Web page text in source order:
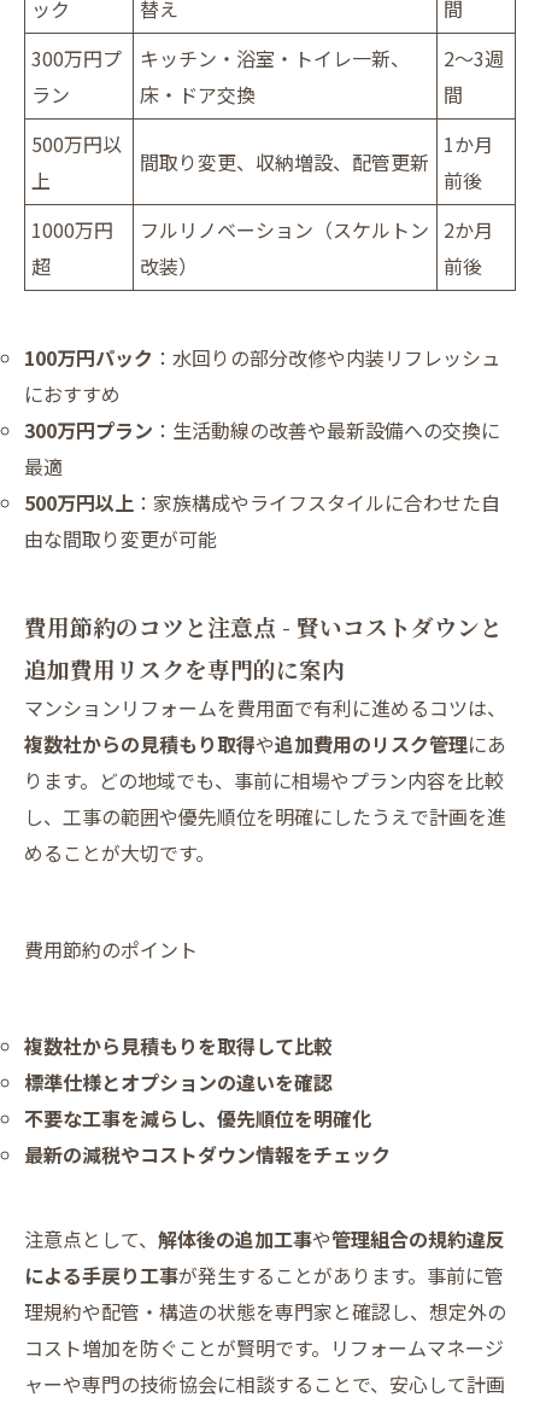
ック 替え
間
300万円プ
ラン
キッチン・浴室・トイレ一新、
床・ドア交換
2～3週
間
500万円以
上
間取り変更、収納増設、配管更新
1か月
前後
1000万円
超
フルリノベーション（スケルトン
改装）
2か月
前後
100万円パック ：水回りの部分改修や内装リフレッシュ
におすすめ
300万円プラン ：生活動線の改善や最新設備への交換に
最適
500万円以上 ：家族構成やライフスタイルに合わせた自
由な間取り変更が可能
費用節約のコツと注意点 - 賢いコストダウンと
追加費用リスクを専門的に案内
マンションリフォームを費用面で有利に進めるコツは、
複数社からの見積もり取得や追加費用のリスク管理にあ
ります。どの地域でも、事前に相場やプラン内容を比較
し、工事の範囲や優先順位を明確にしたうえで計画を進
めることが大切です。
費用節約のポイント
複数社から見積もりを取得して比較
標準仕様とオプションの違いを確認
不要な工事を減らし、優先順位を明確化
最新の減税やコストダウン情報をチェック
注意点として、 解体後の追加工事や管理組合の規約違反
による手戻り工事が発生することがあります。事前に管
理規約や配管・構造の状態を専門家と確認し、想定外の
コスト増加を防ぐことが賢明です。リフォームマネージ
ャーや専門の技術協会に相談することで、安心して計画